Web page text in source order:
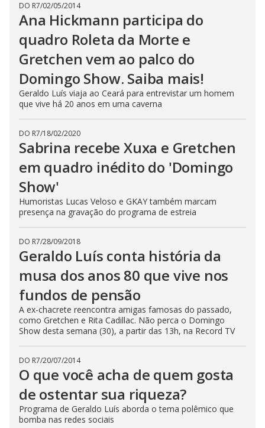
DO R7/02/05/2014
Ana Hickmann participa do
quadro Roleta da Morte e
Gretchen vem ao palco do
Domingo Show. Saiba mais!
Geraldo Luís viaja ao Ceará para entrevistar um homem
que vive há 20 anos em uma caverna
DO R7/18/02/2020
Sabrina recebe Xuxa e Gretchen
em quadro inédito do 'Domingo
Show'
Humoristas Lucas Veloso e GKAY também marcam
presença na gravação do programa de estreia
DO R7/28/09/2018
Geraldo Luís conta história da
musa dos anos 80 que vive nos
fundos de pensão
A ex-chacrete reencontra amigas famosas do passado,
como Gretchen e Rita Cadillac. Não perca o Domingo
Show desta semana (30), a partir das 13h, na Record TV
DO R7/20/07/2014
O que você acha de quem gosta
de ostentar sua riqueza?
Programa de Geraldo Luís aborda o tema polêmico que
bomba nas redes sociais